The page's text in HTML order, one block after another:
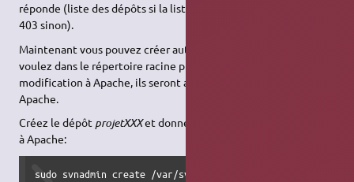
réponde (liste des dépôts si la liste est activée, erreur HTTP
403 sinon).
Maintenant vous pouvez créer autant de dépôts que vous
voulez dans le répertoire racine puis donner les droits de
modification à Apache, ils seront accessibles sans redémarrer
Apache.
Créez le dépôt projetXXXet donner les droits d'accès au dépôt
à Apache:
sudo svnadmin create /var/svn/projet1